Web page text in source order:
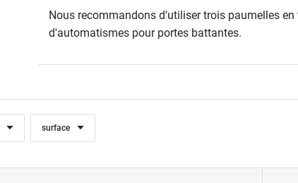
Nous recommandons d'utiliser trois paumelles
d'automatismes pour portes battantes.
surface